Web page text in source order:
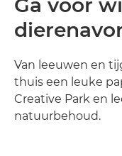
Ga voor
Van leeuwen en
thuis een leuke
Creative Park en
natuurbehoud.